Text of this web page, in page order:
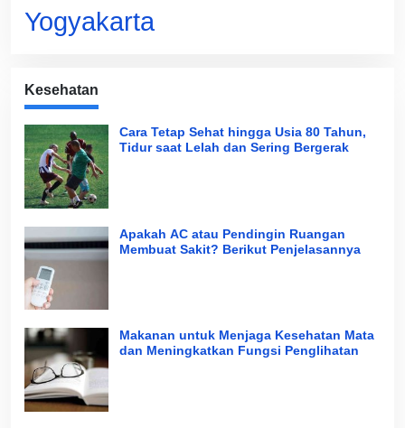
Yogyakarta
Kesehatan
Cara Tetap Sehat hingga Usia 80 Tahun,
Tidur saat Lelah dan Sering Bergerak
Apakah AC atau Pendingin Ruangan
Membuat Sakit? Berikut Penjelasannya
Makanan untuk Menjaga Kesehatan Mata
dan Meningkatkan Fungsi Penglihatan